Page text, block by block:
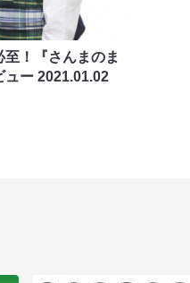
！『さんまのま
ュー2021.01.02